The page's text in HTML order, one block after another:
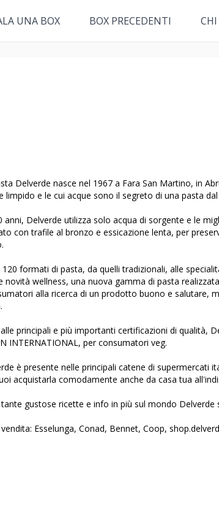
UNA BOX BOX PRECEDENTI
Delverde nasce nel 1967 a Fara San Martino, in
limpido e le cui acque sono il segreto di una pasta
anni, Delverde utilizza solo acqua di sorgente e le
con trafile al bronzo e essicazione lenta, per
120 formati di pasta, da quelli tradizionali, alle
novità wellness, una nuova gamma di pasta
alla ricerca di un prodotto buono e salutare,
principali e più importanti certificazioni di qualità,
INTERNATIONAL, per consumatori veg.
è presente nelle principali catene di supermercati
acquistarla comodamente anche da casa tua
gustose ricette e info in più sul mondo Delverde
Esselunga, Conad, Bennet, Coop,